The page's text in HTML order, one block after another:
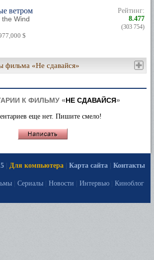
ветром
Wind
$
Рейтинг:
8.477
(303 754)
фильма «Не сдавайся»
К ФИЛЬМУ «НЕ СДАВАЙСЯ»
еще нет. Пишите смело!
Для компьютера Карта сайта
Контакты
Сериалы Новости Интервью Киноблог